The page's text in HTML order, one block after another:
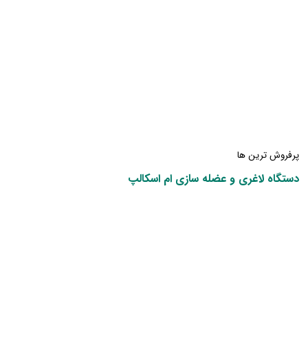
پرفروش ترین ها
دستگاه لاغری و عضله سازی ام اسکالپ